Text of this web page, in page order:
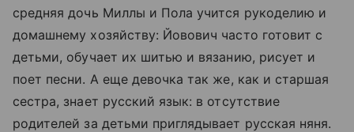
средняя дочь Миллы и Пола учится рукоделию и
домашнему хозяйству: Йовович часто готовит с
детьми, обучает их шитью и вязанию, рисует и
поет песни. А еще девочка так же, как и старшая
сестра, знает русский язык: в отсутствие
родителей за детьми приглядывает русская няня.